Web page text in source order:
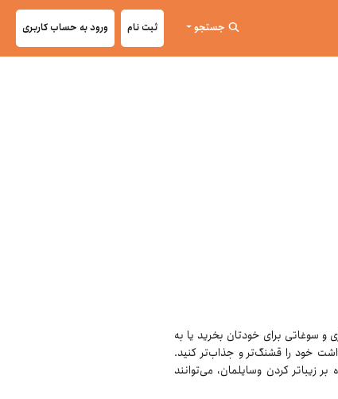
جستجو ثبت نام ورود به حساب کاربری
و سوغاتی برای خودتان بخرید یا به
خود را قشنگ‌تر و جذاب‌تر کنید.
زیباتر کردن وسایلمان، می‌توانند